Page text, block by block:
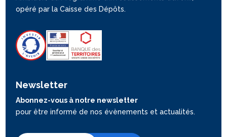
opéré par la Caisse des Dépôts.
Newsletter
Abonnez-vous à notre newsletter
pour être informé de nos évènements et actualités.